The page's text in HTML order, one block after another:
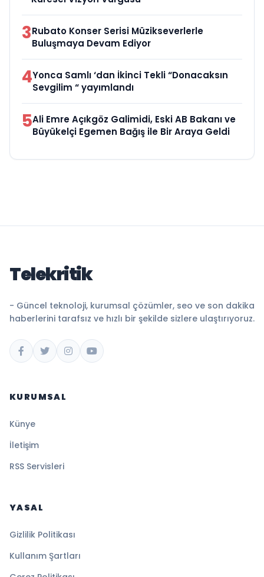
3Rubato Konser Serisi Müzikseverlerle
Buluşmaya Devam Ediyor
4Yonca Samlı ‘dan İkinci Tekli “Donacaksın
Sevgilim “ yayımlandı
5Ali Emre Açıkgöz Galimidi, Eski AB Bakanı ve
Büyükelçi Egemen Bağış ile Bir Araya Geldi
Telekritik
- Güncel teknoloji, kurumsal çözümler, seo ve son dakika
haberlerini tarafsız ve hızlı bir şekilde sizlere ulaştırıyoruz.
KURUMSAL
Künye
İletişim
RSS Servisleri
YASAL
Gizlilik Politikası
Kullanım Şartları